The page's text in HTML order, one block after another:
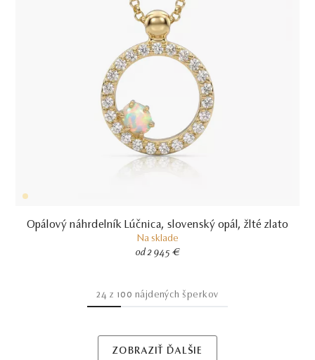
Opálový náhrdelník Lúčnica, slovenský opál, žlté zlato
Na sklade
od 2 945 €
24 z 100 nájdených šperkov
ZOBRAZIŤ ĎALŠIE